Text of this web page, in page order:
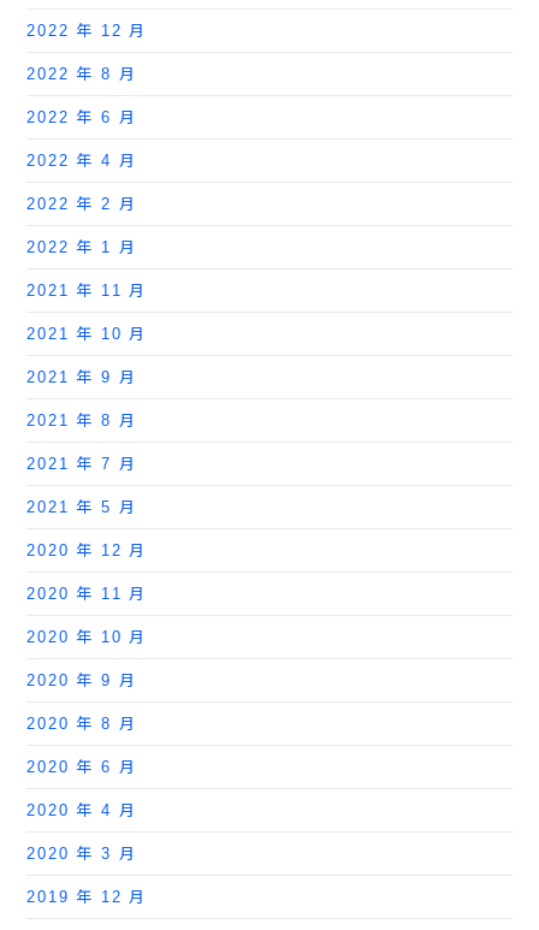
2022 年 12 月
2022 年 8 月
2022 年 6 月
2022 年 4 月
2022 年 2 月
2022 年 1 月
2021 年 11 月
2021 年 10 月
2021 年 9 月
2021 年 8 月
2021 年 7 月
2021 年 5 月
2020 年 12 月
2020 年 11 月
2020 年 10 月
2020 年 9 月
2020 年 8 月
2020 年 6 月
2020 年 4 月
2020 年 3 月
2019 年 12 月